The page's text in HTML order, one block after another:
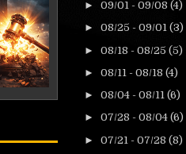
► 09/01 - 09/08 (4)
► 08/25 - 09/01 (3)
► 08/18 - 08/25 (5)
► 08/11 - 08/18 (4)
► 08/04 - 08/11 (6)
► 07/28 - 08/04 (6)
► 07/21 - 07/28 (8)